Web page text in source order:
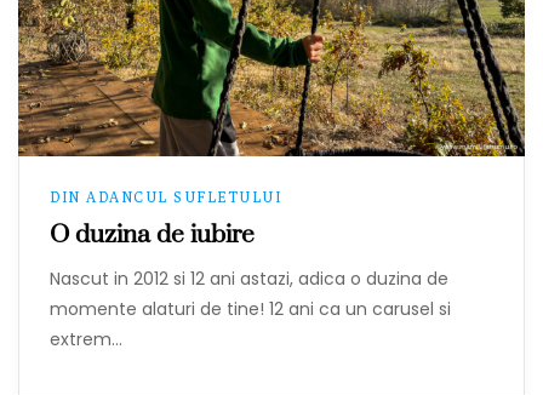
DIN ADANCUL SUFLETULUI
O duzina de iubire
Nascut in 2012 si 12 ani astazi, adica o duzina de
momente alaturi de tine! 12 ani ca un carusel si
extrem…